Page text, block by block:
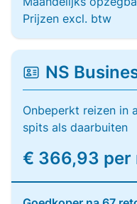
Prijzen excl. btw
NS
Onbeperkt reizen in
spits als daarbuiten
€ 366,93 per